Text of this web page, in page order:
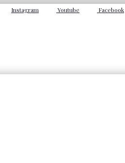
Instagram Youtube Facebook